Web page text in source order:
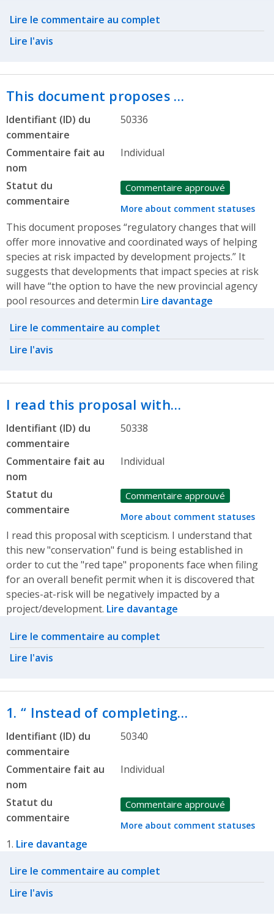
Related actions
Lire le commentaire au complet
Lire l'avis
This document proposes …
Identifiant (ID) du
commentaire
50336
Commentaire fait au
nom
Individual
Statut du
commentaire
Commentaire approuvé
More about comment statuses
This document proposes “regulatory changes that will
offer more innovative and coordinated ways of helping
species at risk impacted by development projects.” It
suggests that developments that impact species at risk
will have “the option to have the new provincial agency
pool resources and determin Lire davantage
Related actions
Lire le commentaire au complet
Lire l'avis
I read this proposal with…
Identifiant (ID) du
commentaire
50338
Commentaire fait au
nom
Individual
Statut du
commentaire
Commentaire approuvé
More about comment statuses
I read this proposal with scepticism. I understand that
this new "conservation" fund is being established in
order to cut the "red tape" proponents face when filing
for an overall benefit permit when it is discovered that
species-at-risk will be negatively impacted by a
project/development. Lire davantage
Related actions
Lire le commentaire au complet
Lire l'avis
1. “ Instead of completing…
Identifiant (ID) du
commentaire
50340
Commentaire fait au
nom
Individual
Statut du
commentaire
Commentaire approuvé
More about comment statuses
1. Lire davantage
Related actions
Lire le commentaire au complet
Lire l'avis